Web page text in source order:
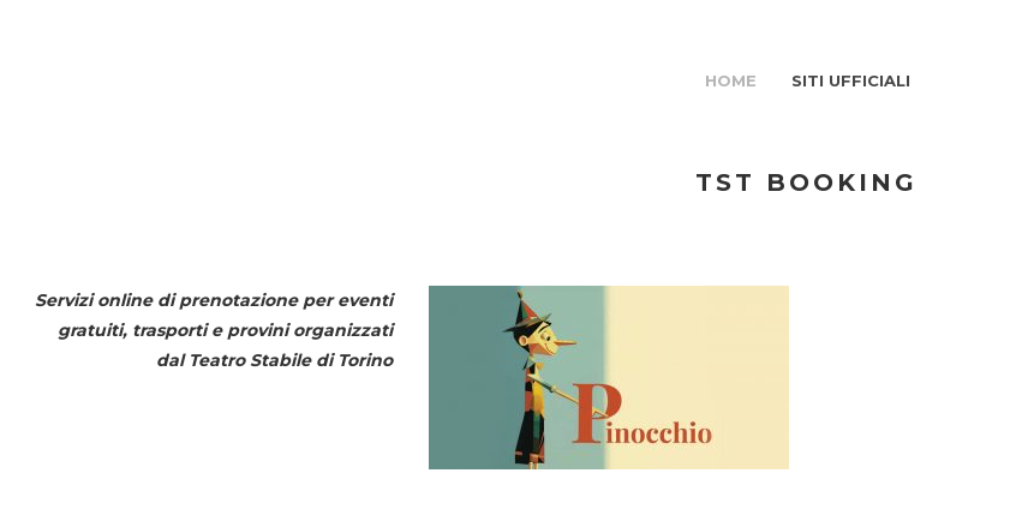
HOME SITI UFFICIALI
TST BOOKING
Servizi online di prenotazione per eventi
gratuiti, trasporti e provini organizzati
dal Teatro Stabile di Torino